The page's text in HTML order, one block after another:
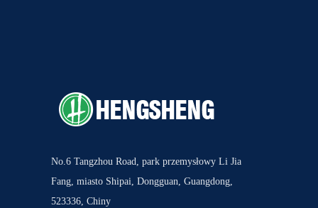
No.6 Tangzhou Road, park przemysłowy Li Jia
Fang, miasto Shipai, Dongguan, Guangdong,
523336, Chiny